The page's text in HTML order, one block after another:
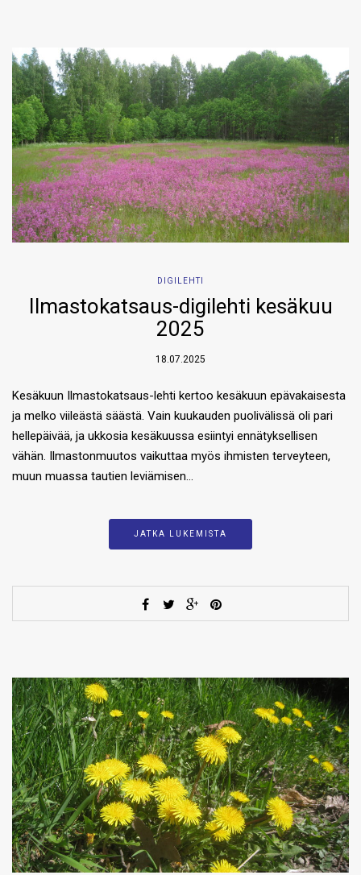
DIGILEHTI
Ilmastokatsaus-digilehti kesäkuu
2025
18.07.2025
Kesäkuun Ilmastokatsaus-lehti kertoo kesäkuun epävakaisesta
ja melko viileästä säästä. Vain kuukauden puolivälissä oli pari
hellepäivää, ja ukkosia kesäkuussa esiintyi ennätyksellisen
vähän. Ilmastonmuutos vaikuttaa myös ihmisten terveyteen,
muun muassa tautien leviämisen…
JATKA LUKEMISTA